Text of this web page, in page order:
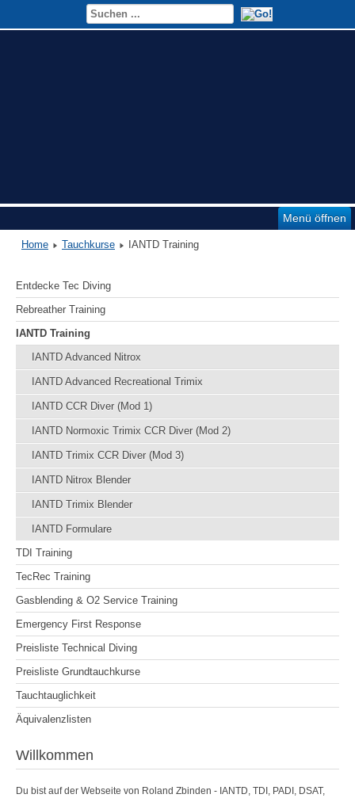
Menü öffnen
Home Tauchkurse IANTD Training
Entdecke Tec Diving
Rebreather Training
IANTD Training
IANTD Advanced Nitrox
IANTD Advanced Recreational Trimix
IANTD CCR Diver (Mod 1)
IANTD Normoxic Trimix CCR Diver (Mod 2)
IANTD Trimix CCR Diver (Mod 3)
IANTD Nitrox Blender
IANTD Trimix Blender
IANTD Formulare
TDI Training
TecRec Training
Gasblending & O2 Service Training
Emergency First Response
Preisliste Technical Diving
Preisliste Grundtauchkurse
Tauchtauglichkeit
Äquivalenzlisten
Willkommen
Du bist auf der Webseite von Roland Zbinden - IANTD, TDI, PADI, DSAT,